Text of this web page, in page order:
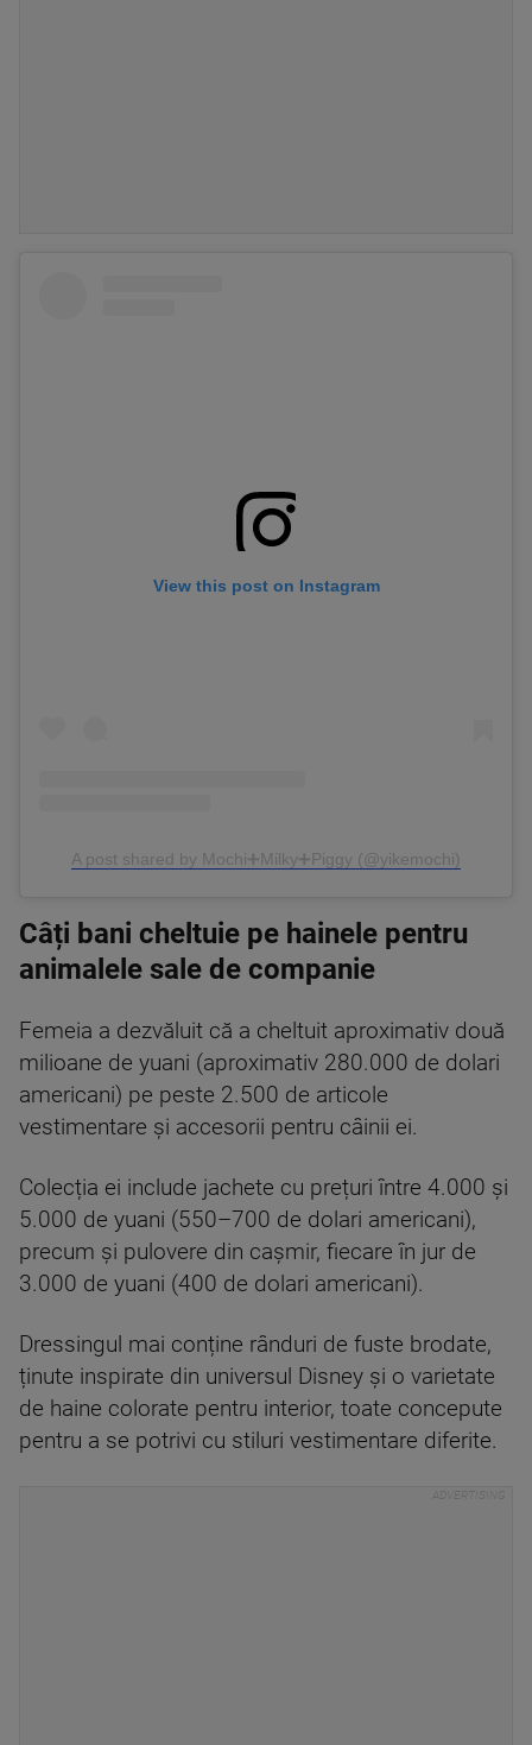
View this post on Instagram
A post shared by Mochi➕Milky➕Piggy (@yikemochi)
Câți bani cheltuie pe hainele pentru
animalele sale de companie
Femeia a dezvăluit că a cheltuit aproximativ două
milioane de yuani (aproximativ 280.000 de dolari
americani) pe peste 2.500 de articole
vestimentare și accesorii pentru câinii ei.
Colecția ei include jachete cu prețuri între 4.000 și
5.000 de yuani (550–700 de dolari americani),
precum și pulovere din cașmir, fiecare în jur de
3.000 de yuani (400 de dolari americani).
Dressingul mai conține rânduri de fuste brodate,
ținute inspirate din universul Disney și o varietate
de haine colorate pentru interior, toate concepute
pentru a se potrivi cu stiluri vestimentare diferite.